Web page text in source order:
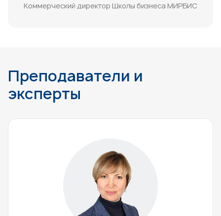
Коммерческий директор Школы бизнеса МИРБИС
Преподаватели и
эксперты